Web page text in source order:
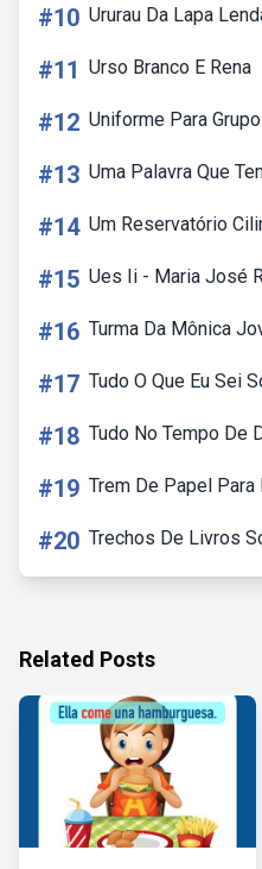
#10 Ururau Da Lapa
#11 Urso Branco E Rena
#12 Uniforme Para
#13 Uma Palavra Que
#14 Um Reservatório
#15 Ues Ii - Maria José
#16 Turma Da Mônica
#17 Tudo O Que Eu Sei
#18 Tudo No Tempo De
#19 Trem De Papel
#20 Trechos De Livros
Related Posts